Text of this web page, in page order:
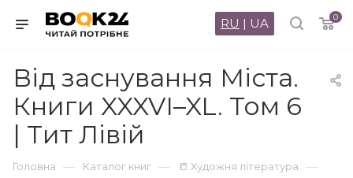
0
RU | UA
Від заснування Міста.
Книги XXXVI–XL. Том 6
| Тит Лівій
Головна — Каталог книг — 📒 Художня література —